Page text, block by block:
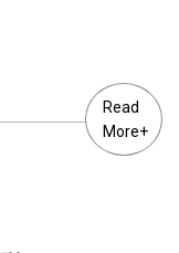
Read
More+